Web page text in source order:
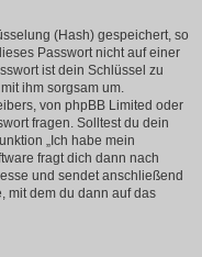
(Hash) gespeichert, so
Passwort nicht auf einer
ist dein Schlüssel zu
ihm sorgsam um.
von phpBB Limited oder
fragen. Solltest du dein
„Ich habe mein
fragt dich dann nach
und sendet anschließend
mit dem du dann auf das